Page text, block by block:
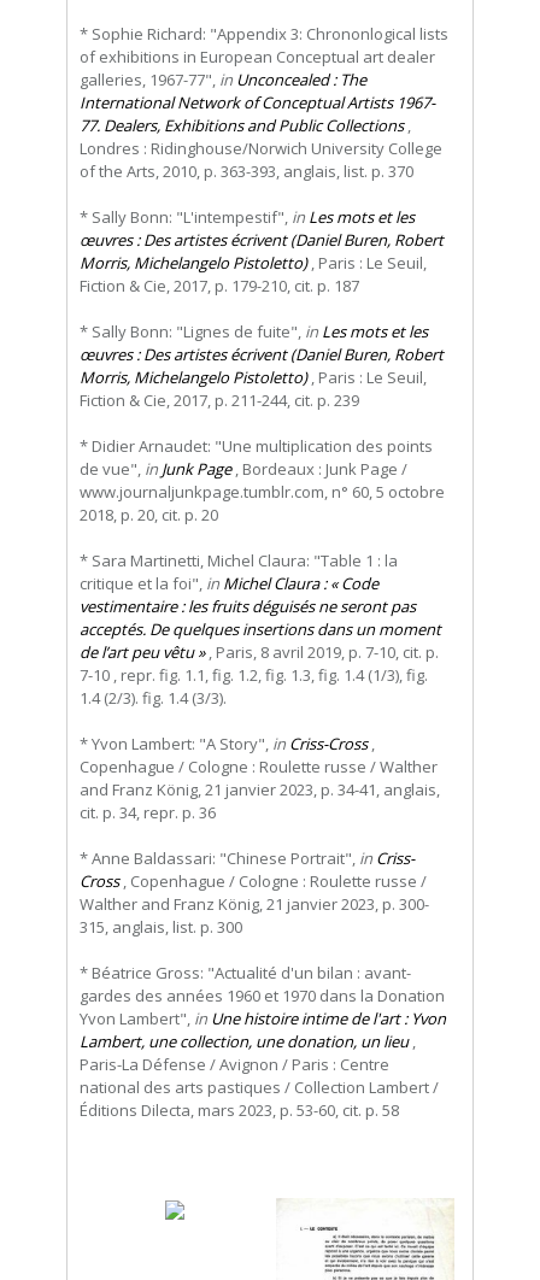
* Sophie Richard: "Appendix 3: Chrononlogical lists
of exhibitions in European Conceptual art dealer
galleries, 1967-77", in Unconcealed : The
International Network of Conceptual Artists 1967-
77. Dealers, Exhibitions and Public Collections,
Londres : Ridinghouse/Norwich University College
of the Arts, 2010, p. 363-393, anglais, list. p. 370
* Sally Bonn: "L'intempestif", in Les mots et les
œuvres : Des artistes écrivent (Daniel Buren, Robert
Morris, Michelangelo Pistoletto), Paris : Le Seuil,
Fiction & Cie, 2017, p. 179-210, cit. p. 187
* Sally Bonn: "Lignes de fuite", in Les mots et les
œuvres : Des artistes écrivent (Daniel Buren, Robert
Morris, Michelangelo Pistoletto), Paris : Le Seuil,
Fiction & Cie, 2017, p. 211-244, cit. p. 239
* Didier Arnaudet: "Une multiplication des points
de vue", in Junk Page, Bordeaux : Junk Page /
www.journaljunkpage.tumblr.com, n° 60, 5 octobre
2018, p. 20, cit. p. 20
* Sara Martinetti, Michel Claura: "Table 1 : la
critique et la foi", in Michel Claura : « Code
vestimentaire : les fruits déguisés ne seront pas
acceptés. De quelques insertions dans un moment
de l’art peu vêtu », Paris, 8 avril 2019, p. 7-10, cit. p.
7-10 , repr. fig. 1.1, fig. 1.2, fig. 1.3, fig. 1.4 (1/3), fig.
1.4 (2/3). fig. 1.4 (3/3).
* Yvon Lambert: "A Story", in Criss-Cross,
Copenhague / Cologne : Roulette russe / Walther
and Franz König, 21 janvier 2023, p. 34-41, anglais,
cit. p. 34, repr. p. 36
* Anne Baldassari: "Chinese Portrait", in Criss-
Cross, Copenhague / Cologne : Roulette russe /
Walther and Franz König, 21 janvier 2023, p. 300-
315, anglais, list. p. 300
* Béatrice Gross: "Actualité d'un bilan : avant-
gardes des années 1960 et 1970 dans la Donation
Yvon Lambert", in Une histoire intime de l'art : Yvon
Lambert, une collection, une donation, un lieu,
Paris-La Défense / Avignon / Paris : Centre
national des arts pastiques / Collection Lambert /
Éditions Dilecta, mars 2023, p. 53-60, cit. p. 58